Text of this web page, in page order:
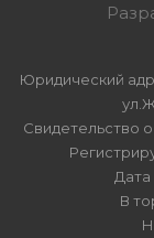
Юридический
Свидетельство
Дата
В